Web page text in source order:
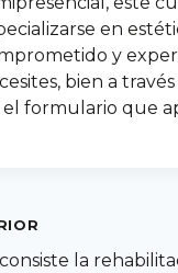
en
y
bien a
formulario que
la